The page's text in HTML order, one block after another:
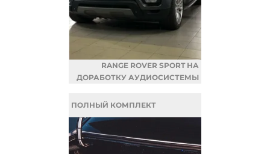
RANGE ROVER SPORT НА
ДОРАБОТКУ АУДИОСИСТЕМЫ
ПОЛНЫЙ КОМПЛЕКТ